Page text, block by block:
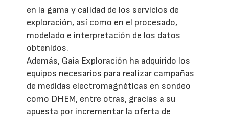
en la gama y calidad de los servicios de
exploración, así como en el procesado,
modelado e interpretación de los datos
obtenidos.
Además, Gaia Exploración ha adquirido los
equipos necesarios para realizar campañas
de medidas electromagnéticas en sondeo
como DHEM, entre otras, gracias a su
apuesta por incrementar la oferta de